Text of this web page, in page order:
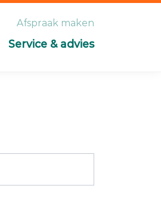
Service & advies
Afspraak maken